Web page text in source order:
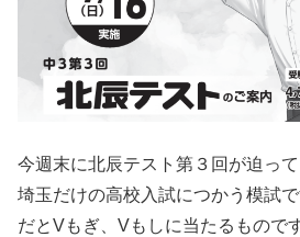
今週末に北辰テスト第３回が迫って
埼玉だけの高校入試につかう模試
だとVもぎ、Vもしに当たるものです